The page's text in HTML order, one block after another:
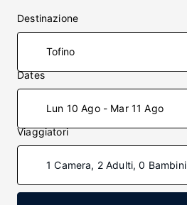
Destinazione
Dates
Lun 10 Ago - Mar 11 Ago
Viaggiatori
1 Camera, 2 Adulti, 0 Bambini